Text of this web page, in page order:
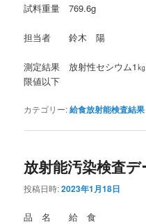
試料重量 769.6g
担当者 鈴木 陽
測定結果 放射性セシウム1
限値以下
カテゴリー:給食放射能検査結果
放射能汚染検査デ
投稿日時:2023年1月18日
品 名 給 食